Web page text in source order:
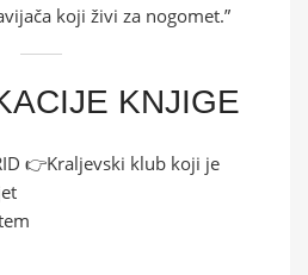
koji živi za nogomet.”
KNJIGE
👉Kraljevski klub koji je